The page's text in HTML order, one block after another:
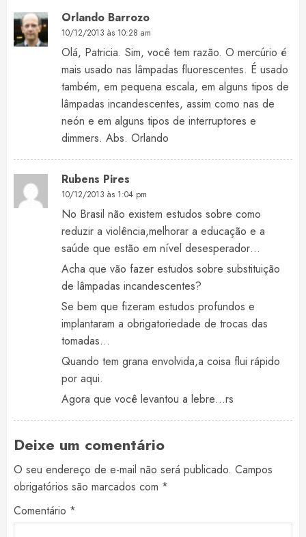
Orlando Barrozo
10/12/2013 às 10:28 am
Olá, Patricia. Sim, você tem razão. O mercúrio é
mais usado nas lâmpadas fluorescentes. É usado
também, em pequena escala, em alguns tipos de
lâmpadas incandescentes, assim como nas de
neón e em alguns tipos de interruptores e
dimmers. Abs. Orlando
Rubens Pires
10/12/2013 às 1:04 pm
No Brasil não existem estudos sobre como
reduzir a violência,melhorar a educação e a
saúde que estão em nível desesperador…
Acha que vão fazer estudos sobre substituição
de lâmpadas incandescentes?
Se bem que fizeram estudos profundos e
implantaram a obrigatoriedade de trocas das
tomadas…
Quando tem grana envolvida,a coisa flui rápido
por aqui.
Agora que você levantou a lebre…rs
Deixe um comentário
O seu endereço de e-mail não será publicado. Campos
obrigatórios são marcados com *
Comentário *